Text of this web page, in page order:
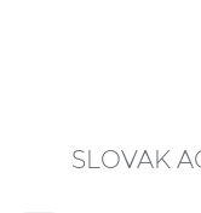
SLOVAK